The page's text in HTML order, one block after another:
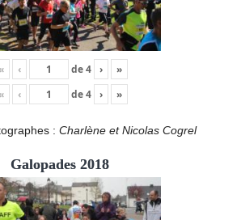
‹ de4 ›
»
‹ de4 › »
: Charlène et Nicolas Cogrel
Galopades 2018